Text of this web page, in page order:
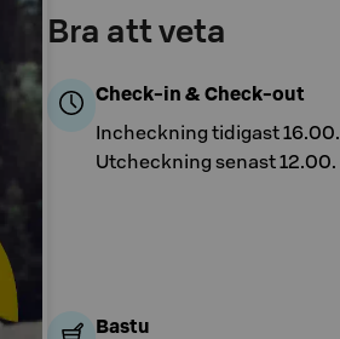
Bra att veta
Check-in & Check-out
Incheckning tidigast 16.00.
Utcheckning senast 12.00.
Bastu